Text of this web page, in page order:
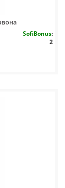
SofiBonus:
2